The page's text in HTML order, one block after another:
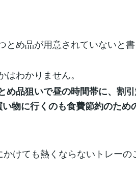
とめ品が用意されていないと書
わかりません。
め品狙いで昼の時間帯に、割
物に行くのも食費節約のため
けても熱くならないトレーの